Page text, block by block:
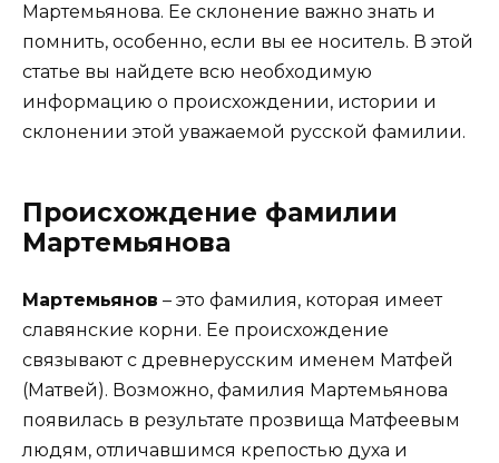
Мартемьянова. Ее склонение важно знать и
помнить, особенно, если вы ее носитель. В этой
статье вы найдете всю необходимую
информацию о происхождении, истории и
склонении этой уважаемой русской фамилии.
Происхождение фамилии
Мартемьянова
Мартемьянов – это фамилия, которая имеет
славянские корни. Ее происхождение
связывают с древнерусским именем Матфей
(Матвей). Возможно, фамилия Мартемьянова
появилась в результате прозвища Матфеевым
людям, отличавшимся крепостью духа и